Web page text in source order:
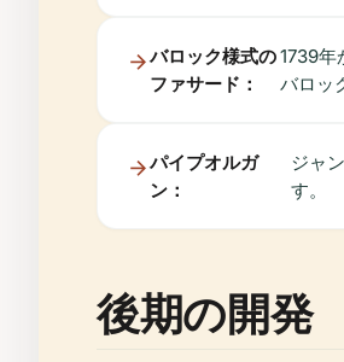
バロック様式の
ファサード：
1739年
バロッ
パイプオルガ
ン：
ジャ
す。
後期の開発